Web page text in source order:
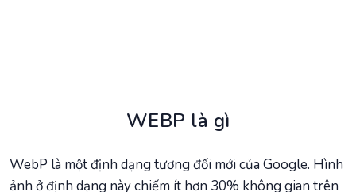
WEBP là gì
WebP là một định dạng tương đối mới của Google. Hình
ảnh ở định dạng này chiếm ít hơn 30% không gian trên